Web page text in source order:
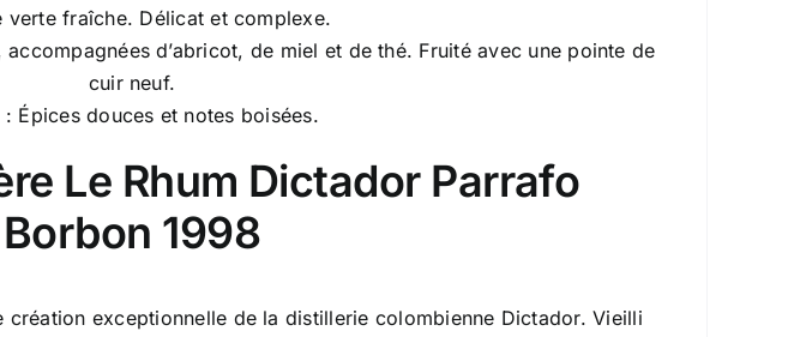
verte fraîche. Délicat et complexe.
d’abricot, de miel et de thé. Fruité avec une pointe de
cuir neuf.
: Épices douces et notes boisées.
Le Rhum Dictador Parrafo
Borbon 1998
création exceptionnelle de la distillerie colombienne Dictador. Vieilli